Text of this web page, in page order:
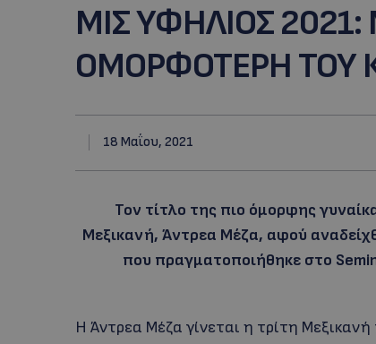
ΜIΣ ΥΦΗΛΙΟΣ
ΟΜΟΡΦΟΤΕΡΗ ΤΟΥ
18 Μαΐου, 2021
Toν τίτλο της πιο όμορφης
Μεξικανή, Άντρεα Μέζα, αφού
που πραγματοποιήθηκε στο
H Άντρεα Μέζα γίνεται η τρίτη